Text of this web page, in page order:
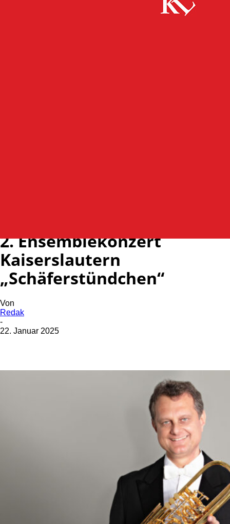
2. Ensemblekonzert
Kaiserslautern
„Schäferstündchen“
Von
Redak
-
22. Januar 2025